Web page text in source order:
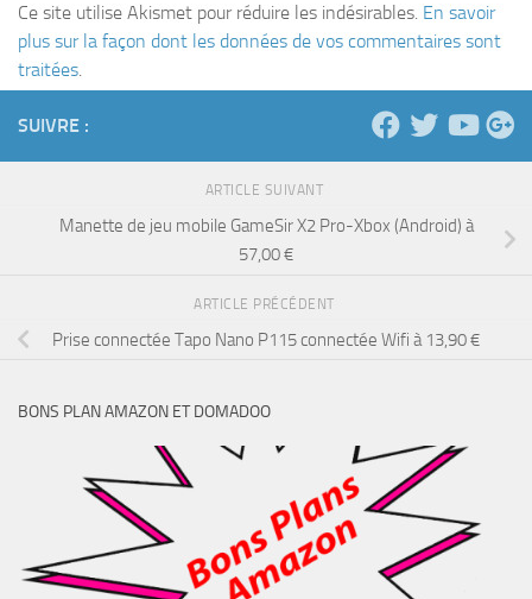
Ce site utilise Akismet pour réduire les indésirables. En savoir
plus sur la façon dont les données de vos commentaires sont
traitées.
SUIVRE :
ARTICLE SUIVANT
Manette de jeu mobile GameSir X2 Pro-Xbox (Android) à
57,00 €
ARTICLE PRÉCÉDENT
Prise connectée Tapo Nano P115 connectée Wifi à 13,90 €
BONS PLAN AMAZON ET DOMADOO